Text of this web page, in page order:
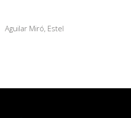
Aguilar Miró, Estel